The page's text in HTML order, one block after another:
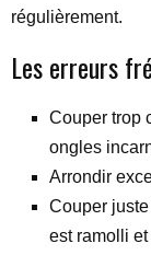
régulièrement.
Les erreurs
Couper trop
ongles
Arrondir
Couper
est ramolli